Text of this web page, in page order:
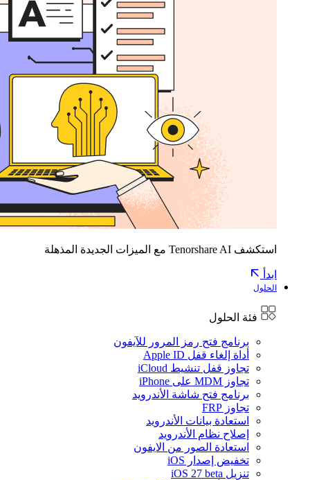
استكشف Tenorshare AI مع الميزات الجديدة المذهلة
ابدأ
الحلول
فئة الحلول
برنامج فتح رمز المرور للآيفون
أداة إلغاء قفل Apple ID
تجاوز قفل تنشيط iCloud
تجاوز MDM على iPhone
برنامج فتح شاشة الأندرويد
تجاوز FRP
استعادة بيانات الأندرويد
إصلاح نظام الأندرويد
استعادة الصور من الايفون
تخفيض إصدار iOS
تنزيل iOS 27 beta